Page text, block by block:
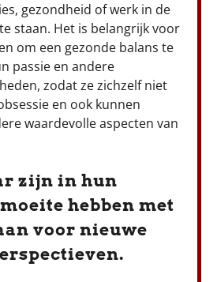
gezondheid of werk in de
staan. Het is belangrijk voor
om een gezonde balans te
passie en andere
zodat ze zichzelf niet
en ook kunnen
waardevolle aspecten van
zijn in hun
hebben met
voor nieuwe